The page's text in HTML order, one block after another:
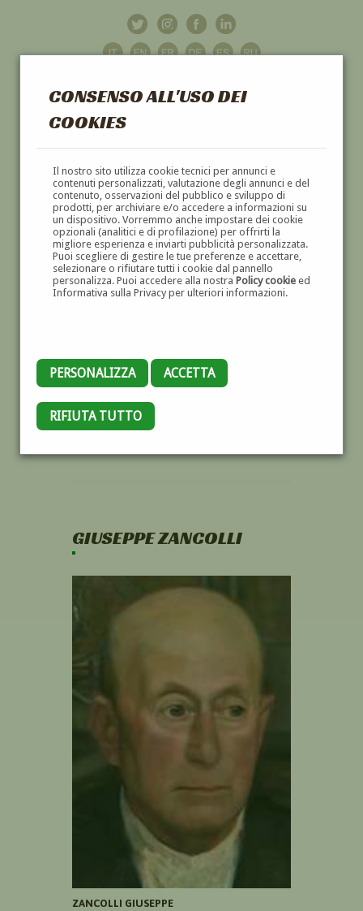
CONSENSO ALL'USO DEI
COOKIES
Il nostro sito utilizza cookie tecnici per annunci e
contenuti personalizzati, valutazione degli annunci e del
contenuto, osservazioni del pubblico e sviluppo di
prodotti, per archiviare e/o accedere a informazioni su
un dispositivo. Vorremmo anche impostare dei cookie
opzionali (analitici e di profilazione) per offrirti la
migliore esperienza e inviarti pubblicità personalizzata.
Puoi scegliere di gestire le tue preferenze e accettare,
selezionare o rifiutare tutti i cookie dal pannello
personalizza. Puoi accedere alla nostra Policy cookieed
Informativa sulla Privacy per ulteriori informazioni.
PERSONALIZZA ACCETTA
RIFIUTA TUTTO
GALLERIAD'ARTE
DIPINTI E SCULTURE '800 E '900
GIUSEPPE ZANCOLLI
ZANCOLLI GIUSEPPE